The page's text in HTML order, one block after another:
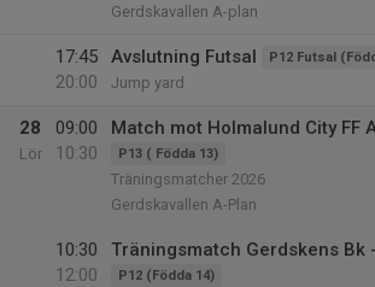
Gerdskavallen A-plan
17:45
20:00
Avslutning Futsal P12 Futsal
Jump yard
28
Lör
09:00
10:30
Match mot Holmalund City FF
P13 ( Födda 13)
Träningsmatcher 2026
Gerdskavallen A-Plan
10:30
12:00
Träningsmatch Gerdskens Bk
P12 (Födda 14)